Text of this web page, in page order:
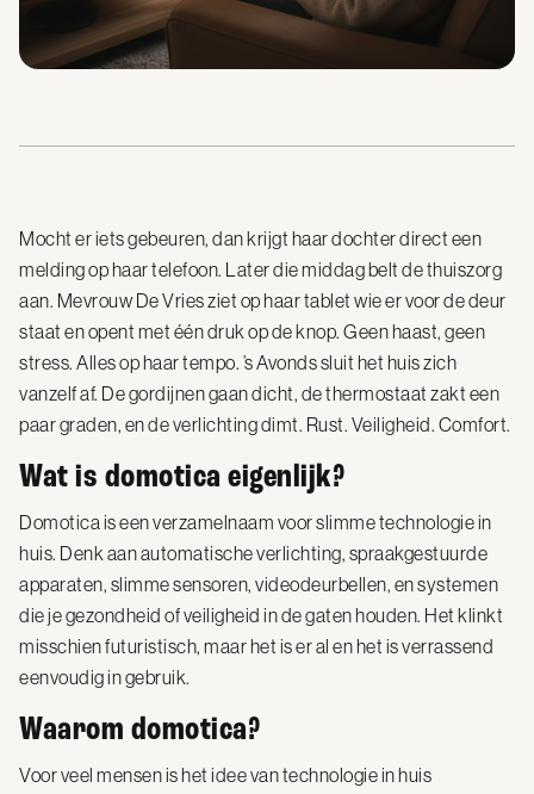
Mocht er iets gebeuren, dan krijgt haar dochter direct een
melding op haar telefoon. Later die middag belt de thuiszorg
aan. Mevrouw De Vries ziet op haar tablet wie er voor de deur
staat en opent met één druk op de knop. Geen haast, geen
stress. Alles op haar tempo. ’s Avonds sluit het huis zich
vanzelf af. De gordijnen gaan dicht, de thermostaat zakt een
paar graden, en de verlichting dimt. Rust. Veiligheid. Comfort.
Wat is domotica eigenlijk?
Domotica is een verzamelnaam voor slimme technologie in
huis. Denk aan automatische verlichting, spraakgestuurde
apparaten, slimme sensoren, videodeurbellen, en systemen
die je gezondheid of veiligheid in de gaten houden. Het klinkt
misschien futuristisch, maar het is er al en het is verrassend
eenvoudig in gebruik.
Waarom domotica?
Voor veel mensen is het idee van technologie in huis